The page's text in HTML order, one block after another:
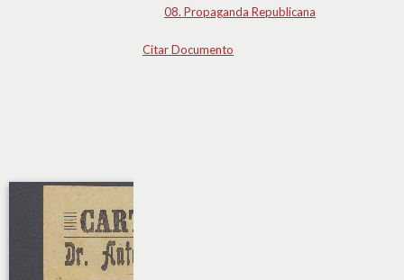
08. Propaganda Republicana
Citar Documento